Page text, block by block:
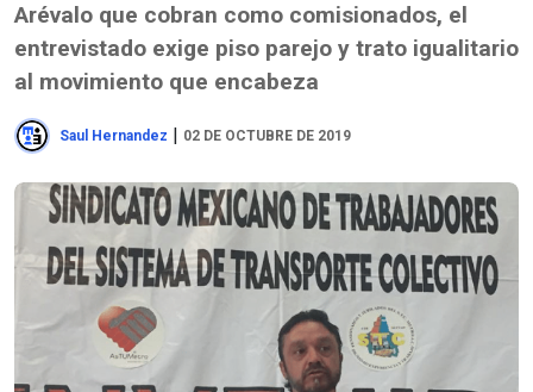
Arévalo que cobran como comisionados, el
entrevistado exige piso parejo y trato igualitario
al movimiento que encabeza
Saul Hernandez | 02 DE OCTUBRE DE 2019